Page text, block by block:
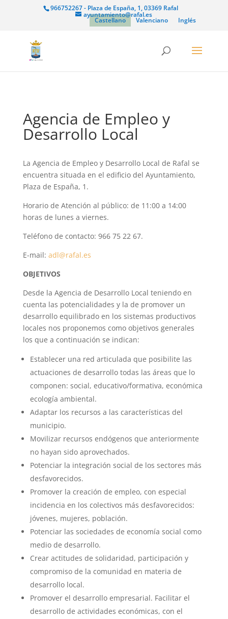
966752267 - Plaza de España, 1, 03369 Rafal
ayuntamiento@rafal.es
Castellano Valenciano Inglés
Agencia de Empleo y
Desarrollo Local
La Agencia de Empleo y Desarrollo Local de Rafal se
encuentra situada en el edificio del Ayuntamiento,
Plaza de España, 1.
Horario de Atención al público: de 11:00 a 14:00
horas de lunes a viernes.
Teléfono de contacto: 966 75 22 67.
E-mail: adl@rafal.es
OBJETIVOS
Desde la Agencia de Desarrollo Local teniendo en
cuenta las potencialidades y la de promover un
desarrollo equilibrado en los sistemas productivos
locales nos proponemos como objetivos generales
los que a continuación se indican:
Establecer una red articulada que posibilite las
actuaciones de desarrollo todas las áreas que lo
componen: social, educativo/formativa, económica
ecología ambiental.
Adaptar los recursos a las características del
municipio.
Movilizar recursos endógenos que anteriormente
no hayan sido aprovechados.
Potenciar la integración social de los sectores más
desfavorecidos.
Promover la creación de empleo, con especial
incidencia en los colectivos más desfavorecidos:
jóvenes, mujeres, población.
Potenciar las sociedades de economía social como
medio de desarrollo.
Crear actitudes de solidaridad, participación y
compromiso de la comunidad en materia de
desarrollo local.
Promover el desarrollo empresarial. Facilitar el
desarrollo de actividades económicas, con el